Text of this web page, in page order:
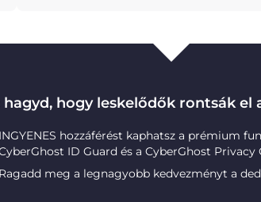
hagyd, hogy leskelődők rontsák el
INGYENES hozzáférést kaphatsz a prémium
ID Guard és a CyberGhost Privacy
Ragadd meg a legnagyobb kedvezményt a